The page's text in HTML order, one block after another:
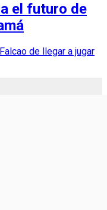
el futuro de
de llegar a jugar